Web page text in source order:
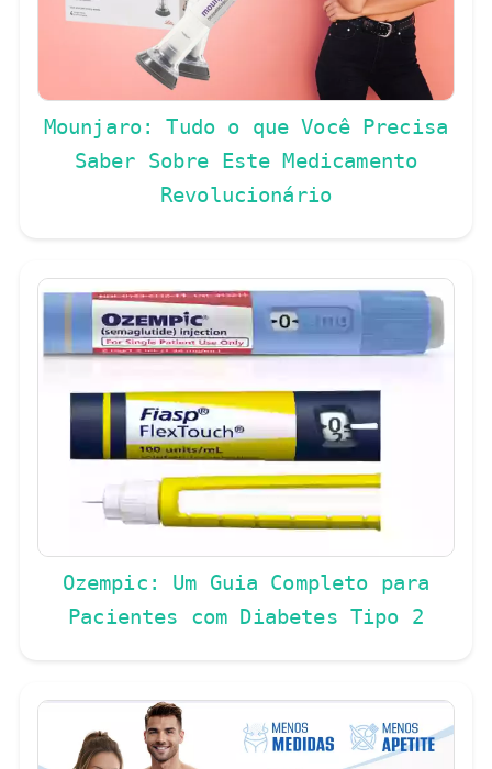
Mounjaro: Tudo o que Você Precisa
Saber Sobre Este Medicamento
Revolucionário
Ozempic: Um Guia Completo para
Pacientes com Diabetes Tipo 2